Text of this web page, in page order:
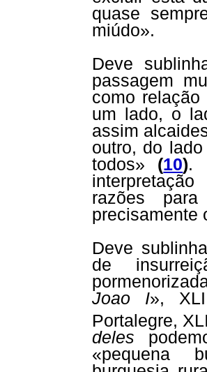
quase
miúdo».
Deve
passagem
como
um lado, o
assim
outro, do
todos» (10).
razões
precisamente
Deve
de
Joao I»,
Portalegre,
deles
«pequena